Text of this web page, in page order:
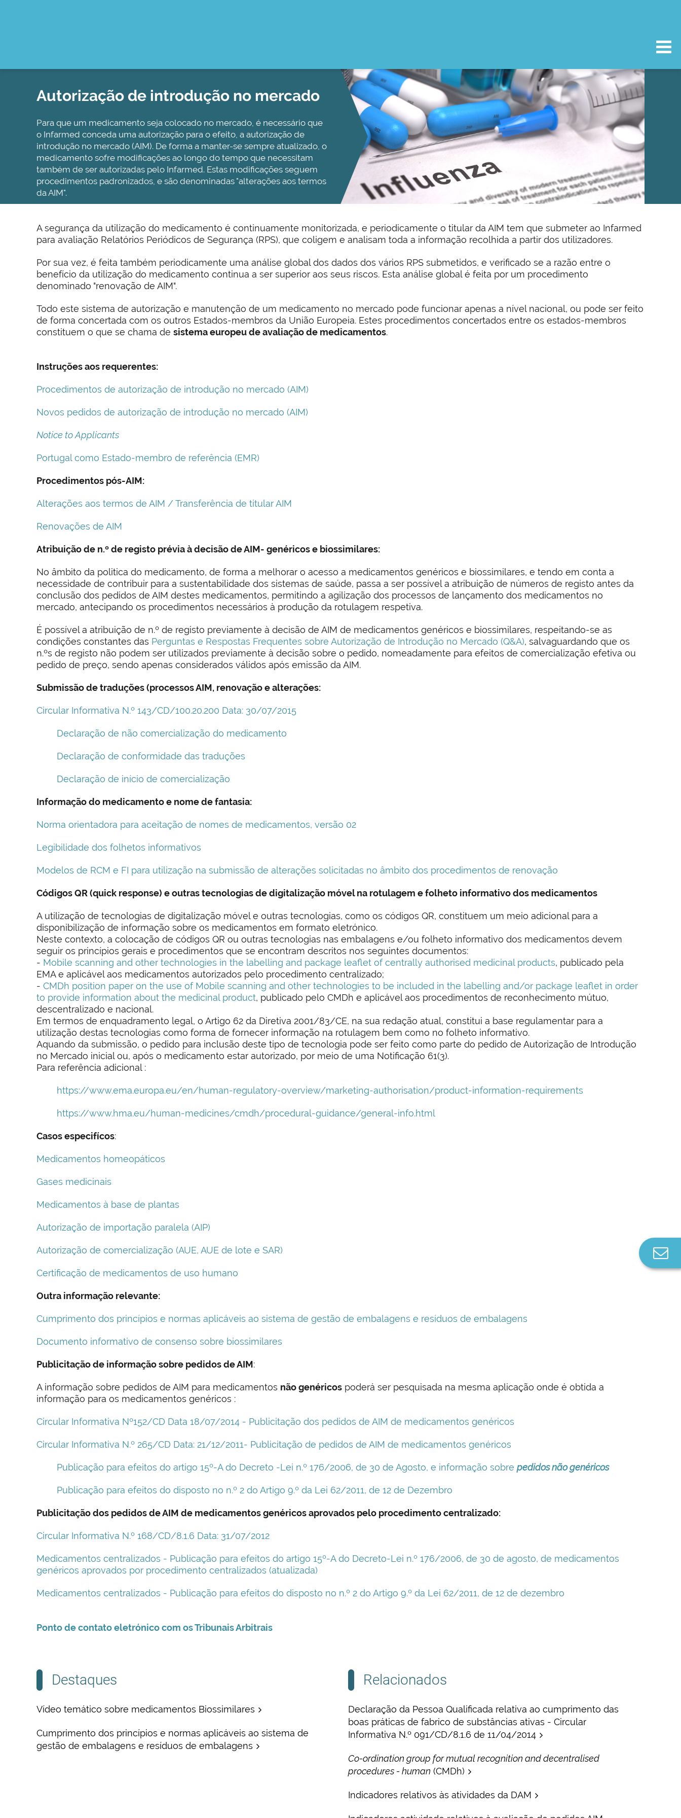
Autorização de introdução no mercado
Para que um medicamento seja colocado no mercado, é necessário que
o Infarmed conceda uma autorização para o efeito, a autorização de
introdução no mercado (AIM). De forma a manter-se sempre atualizado, o
medicamento sofre modificações ao longo do tempo que necessitam
também de ser autorizadas pelo Infarmed. Estas modificações seguem
procedimentos padronizados, e são denominadas "alterações aos termos
da AIM".
A segurança da utilização do medicamento é continuamente monitorizada, e periodicamente o titular da AIM tem que submeter ao Infarmed
para avaliação Relatórios Periódicos de Segurança (RPS), que coligem e analisam toda a informação recolhida a partir dos utilizadores.
Por sua vez, é feita também periodicamente uma análise global dos dados dos vários RPS submetidos, e verificado se a razão entre o
benefício da utilização do medicamento continua a ser superior aos seus riscos. Esta análise global é feita por um procedimento
denominado "renovação de AIM".
Todo este sistema de autorização e manutenção de um medicamento no mercado pode funcionar apenas a nível nacional, ou pode ser feito
de forma concertada com os outros Estados-membros da União Europeia. Estes procedimentos concertados entre os estados-membros
constituem o que se chama de sistema europeu de avaliação de medicamentos.
Instruções aos requerentes:
Procedimentos de autorização de introdução no mercado (AIM)
Novos pedidos de autorização de introdução no mercado (AIM)
Notice to Applicants
Portugal como Estado-membro de referência (EMR)
Procedimentos pós-AIM:
Alterações aos termos de AIM / Transferência de titular AIM
Renovações de AIM
Atribuição de n.º de registo prévia à decisão de AIM- genéricos e biossimilares:
No âmbito da politica do medicamento, de forma a melhorar o acesso a medicamentos genéricos e biossimilares, e tendo em conta a
necessidade de contribuir para a sustentabilidade dos sistemas de saúde, passa a ser possível a atribuição de números de registo antes da
conclusão dos pedidos de AIM destes medicamentos, permitindo a agilização dos processos de lançamento dos medicamentos no
mercado, antecipando os procedimentos necessários à produção da rotulagem respetiva.
É possível a atribuição de n.º de registo previamente à decisão de AIM de medicamentos genéricos e biossimilares, respeitando-se as
condições constantes das Perguntas e Respostas Frequentes sobre Autorização de Introdução no Mercado (Q&A), salvaguardando que os
n.ºs de registo não podem ser utilizados previamente à decisão sobre o pedido, nomeadamente para efeitos de comercialização efetiva ou
pedido de preço, sendo apenas considerados válidos após emissão da AIM.
Submissão de traduções (processos AIM, renovação e alterações:
Circular Informativa N.º 143/CD/100.20.200 Data: 30/07/2015
Declaração de não comercialização do medicamento
Declaração de conformidade das traduções
Declaração de início de comercialização
Informação do medicamento e nome de fantasia:
Norma orientadora para aceitação de nomes de medicamentos, versão 02
Legibilidade dos folhetos informativos
Modelos de RCM e FI para utilização na submissão de alterações solicitadas no âmbito dos procedimentos de renovação
Códigos QR (quick response) e outras tecnologias de digitalização móvel na rotulagem e folheto informativo dos medicamentos
A utilização de tecnologias de digitalização móvel e outras tecnologias, como os códigos QR, constituem um meio adicional para a
disponibilização de informação sobre os medicamentos em formato eletrónico.
Neste contexto, a colocação de códigos QR ou outras tecnologias nas embalagens e/ou folheto informativo dos medicamentos devem
seguir os princípios gerais e procedimentos que se encontram descritos nos seguintes documentos:
- Mobile scanning and other technologies in the labelling and package leaflet of centrally authorised medicinal products, publicado pela
EMA e aplicável aos medicamentos autorizados pelo procedimento centralizado;
- CMDh position paper on the use of Mobile scanning and other technologies to be included in the labelling and/or package leaflet in order
to provide information about the medicinal product, publicado pelo CMDh e aplicável aos procedimentos de reconhecimento mútuo,
descentralizado e nacional.
Em termos de enquadramento legal, o Artigo 62 da Diretiva 2001/83/CE, na sua redação atual, constitui a base regulamentar para a
utilização destas tecnologias como forma de fornecer informação na rotulagem bem como no folheto informativo.
Aquando da submissão, o pedido para inclusão deste tipo de tecnologia pode ser feito como parte do pedido de Autorização de Introdução
no Mercado inicial ou, após o medicamento estar autorizado, por meio de uma Notificação 61(3).
Para referência adicional :
https://www.ema.europa.eu/en/human-regulatory-overview/marketing-authorisation/product-information-requirements
https://www.hma.eu/human-medicines/cmdh/procedural-guidance/general-info.html
Casos especifícos:
Medicamentos homeopáticos
Gases medicinais
Medicamentos à base de plantas
Autorização de importação paralela (AIP)
Autorização de comercialização (AUE, AUE de lote e SAR)
Certificação de medicamentos de uso humano
Outra informação relevante:
Cumprimento dos princípios e normas aplicáveis ao sistema de gestão de embalagens e resíduos de embalagens
Documento informativo de consenso sobre biossimilares
Publicitação de informação sobre pedidos de AIM:
A informação sobre pedidos de AIM para medicamentos não genéricos poderá ser pesquisada na mesma aplicação onde é obtida a
informação para os medicamentos genéricos :
Circular Informativa Nº152/CD Data 18/07/2014 - Publicitação dos pedidos de AIM de medicamentos genéricos
Circular Informativa N.º 265/CD Data: 21/12/2011- Publicitação de pedidos de AIM de medicamentos genéricos
Publicação para efeitos do artigo 15º-A do Decreto -Lei n.º 176/2006, de 30 de Agosto, e informação sobre pedidos não genéricos
Publicação para efeitos do disposto no n.º 2 do Artigo 9.º da Lei 62/2011, de 12 de Dezembro
Publicitação dos pedidos de AIM de medicamentos genéricos aprovados pelo procedimento centralizado:
Circular Informativa N.º 168/CD/8.1.6 Data: 31/07/2012
Medicamentos centralizados - Publicação para efeitos do artigo 15º-A do Decreto-Lei n.º 176/2006, de 30 de agosto, de medicamentos
genéricos aprovados por procedimento centralizados (atualizada)
Medicamentos centralizados - Publicação para efeitos do disposto no n.º 2 do Artigo 9.º da Lei 62/2011, de 12 de dezembro
Ponto de contato eletrónico com os Tribunais Arbitrais
Destaques
Vídeo temático sobre medicamentos Biossimilares
Cumprimento dos princípios e normas aplicáveis ao sistema de
gestão de embalagens e resíduos de embalagens
Relacionados
Declaração da Pessoa Qualificada relativa ao cumprimento das
boas práticas de fabrico de substâncias ativas - Circular
Informativa N.º 091/CD/8.1.6 de 11/04/2014
Co-ordination group for mutual recognition and decentralised
procedures - human (CMDh)
Indicadores relativos às atividades da DAM